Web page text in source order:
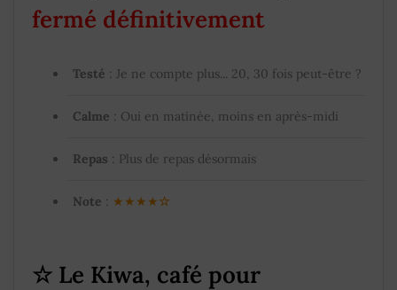
fermé définitivement
Testé : Je ne compte plus... 20, 30 fois peut-être ?
Calme : Oui en matinée, moins en après-midi
Repas : Plus de repas désormais
Note : ★★★★☆
☆ Le Kiwa, café pour